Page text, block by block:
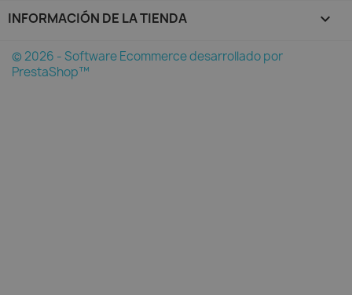
INFORMACIÓN DE LA TIENDA keyboard_arrow_down
© 2026 - Software Ecommerce desarrollado por
PrestaShop™